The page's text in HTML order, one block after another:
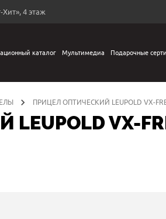
4 этаж
каталог Мультимедиа Подарочные
ПРИЦЕЛ ОПТИЧЕСКИЙ LEUPOLD VX-
VX-